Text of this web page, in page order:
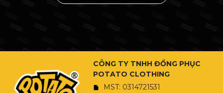
CÔNG TY TNHH ĐỒNG PHỤC
POTATO CLOTHING
MST: 0314721531